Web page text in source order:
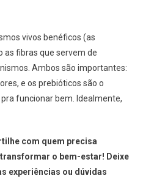
vivos benéficos (as
as fibras que servem de
Ambos são importantes:
e os prebióticos são o
funcionar bem. Idealmente,
com quem precisa
o bem-estar! Deixe
experiências ou dúvidas